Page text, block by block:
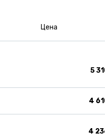
Цена
5
4
4